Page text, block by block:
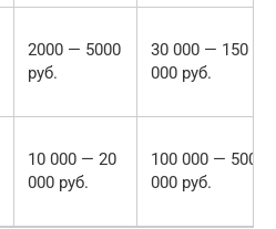
2000 — 5000
руб.
30 000 — 150
000 руб.
10 000 — 20
000 руб.
100 000 — 500
000 руб.